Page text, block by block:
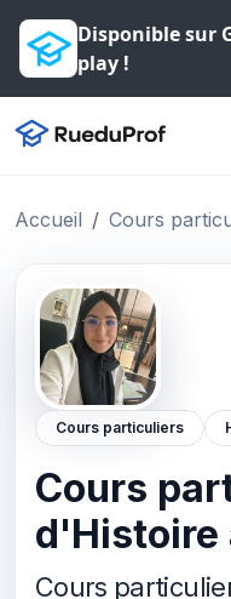
Disponible sur
play !
Accueil Cours
Cours particuliers
Cours
d'Histoire
Cours